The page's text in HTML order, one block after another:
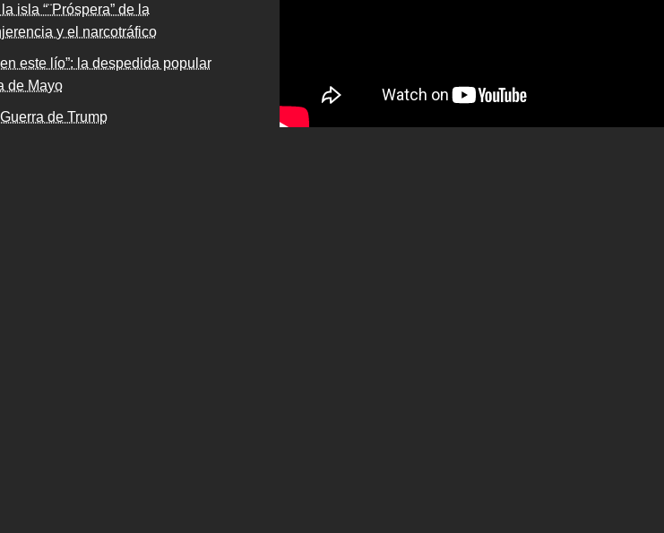
isla “¨Próspera” de la
y el narcotráfico
este lío”: la despedida popular
de Mayo
de Trump